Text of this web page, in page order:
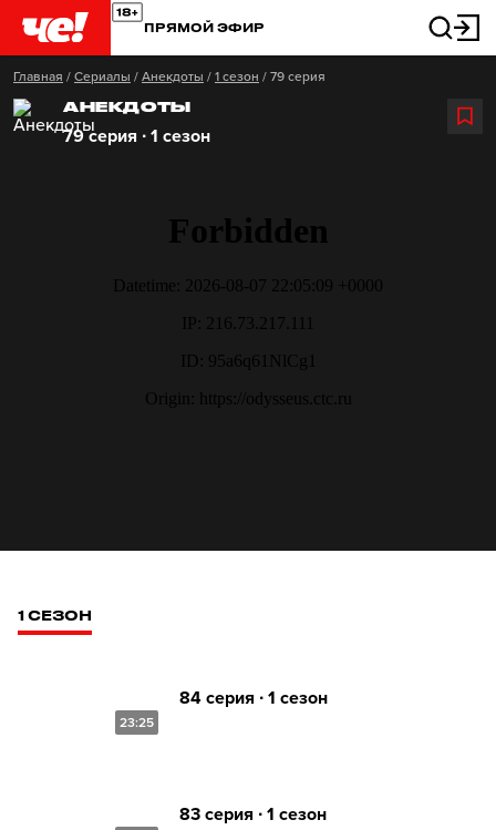
ПРЯМОЙ ЭФИР
Главная / Сериалы / Анекдоты / 1 сезон / 79 серия
АНЕКДОТЫ
79 серия ∙ 1 сезон
1 СЕЗОН
23:25
84 серия ∙ 1 сезон
83 серия ∙ 1 сезон